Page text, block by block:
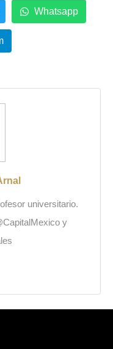
Whatsapp
universitario.
y